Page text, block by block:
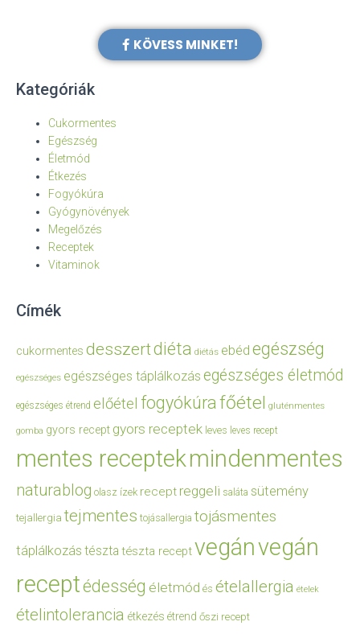
KÖVESS MINKET!
Kategóriák
Cukormentes
Egészség
Életmód
Étkezés
Fogyókúra
Gyógynövények
Megelőzés
Receptek
Vitaminok
Címék
cukormentes desszertdiéta diétás ebéd egészség
egészséges egészséges táplálkozás egészséges életmód
egészséges étrend előétel fogyókúrafőétel gluténmentes
gomba gyors recept gyors receptek leves leves recept
mentes receptekmindenmentes
naturablog olasz ízek recept reggeli saláta sütemény
tejallergia tejmentes tojásallergia tojásmentes
táplálkozás tészta tészta receptvegánvegán
receptédesség életmód és ételallergia ételek
ételintolerancia étkezés étrend őszi recept